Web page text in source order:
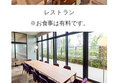
レストラン
※お食事は有料です。